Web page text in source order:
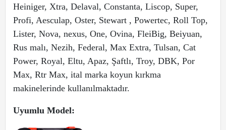
Heiniger, Xtra, Delaval, Constanta, Liscop, Super,
Profi, Aesculap, Oster, Stewart , Powertec, Roll Top,
Lister, Nova, nexus, One, Ovina, FleiBig, Beiyuan,
Rus malı, Nezih, Federal, Max Extra, Tulsan, Cat
Power, Royal, Eltu, Apaz, Şaftlı, Troy, DBK, Por
Max, Rtr Max, ital marka koyun kırkma
makinelerinde kullanılmaktadır.
Uyumlu Model: